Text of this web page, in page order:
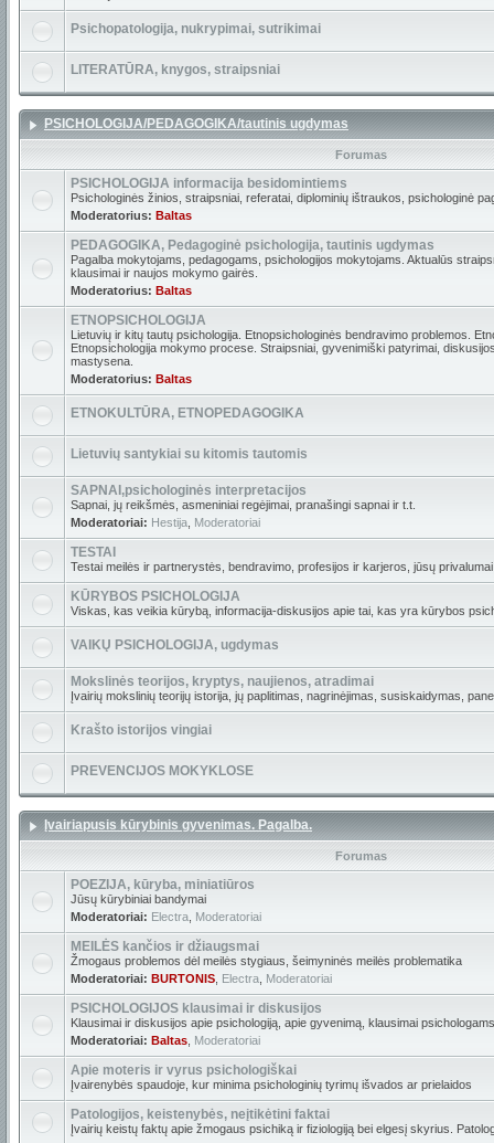
Psichopatologija, nukrypimai, sutrikimai
LITERATŪRA, knygos, straipsniai
PSICHOLOGIJA/PEDAGOGIKA/tautinis ugdymas
Forumas
PSICHOLOGIJA informacija besidomintiems
Psichologinės žinios, straipsniai, referatai, diplominių ištraukos, psichologinė
Moderatorius: Baltas
PEDAGOGIKA, Pedagoginė psichologija, tautinis ugdymas
Pagalba mokytojams, pedagogams, psichologijos mokytojams. Aktualūs
klausimai ir naujos mokymo gairės.
Moderatorius: Baltas
ETNOPSICHOLOGIJA
Lietuvių ir kitų tautų psichologija. Etnopsichologinės bendravimo problemos.
Etnopsichologija mokymo procese. Straipsniai, gyvenimiški patyrimai,
mastysena.
Moderatorius: Baltas
ETNOKULTŪRA, ETNOPEDAGOGIKA
Lietuvių santykiai su kitomis tautomis
SAPNAI,psichologinės interpretacijos
Sapnai, jų reikšmės, asmeniniai regėjimai, pranašingi sapnai ir t.t.
Moderatoriai: Hestija Moderatoriai
TESTAI
Testai meilės ir partnerystės, bendravimo, profesijos ir karjeros, jūsų
KŪRYBOS PSICHOLOGIJA
Viskas, kas veikia kūrybą, informacija-diskusijos apie tai, kas yra kūrybos
VAIKŲ PSICHOLOGIJA, ugdymas
Mokslinės teorijos, kryptys, naujienos, atradimai
Įvairių mokslinių teorijų istorija, jų paplitimas, nagrinėjimas, susiskaidymas,
Krašto istorijos vingiai
PREVENCIJOS MOKYKLOSE
Įvairiapusis kūrybinis gyvenimas. Pagalba.
Forumas
POEZIJA, kūryba, miniatiūros
Jūsų kūrybiniai bandymai
Moderatoriai: Electra Moderatoriai
MEILĖS kančios ir džiaugsmai
Žmogaus problemos dėl meilės stygiaus, šeimyninės meilės problematika
Moderatoriai: BURTONIS Electra Moderatoriai
PSICHOLOGIJOS klausimai ir diskusijos
Klausimai ir diskusijos apie psichologiją, apie gyvenimą, klausimai
Moderatoriai: Baltas Moderatoriai
Apie moteris ir vyrus psichologiškai
Įvairenybės spaudoje, kur minima psichologinių tyrimų išvados ar prielaidos
Patologijos, keistenybės, neįtikėtini faktai
Įvairių keistų faktų apie žmogaus psichiką ir fiziologiją bei elgesį skyrius.